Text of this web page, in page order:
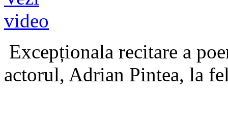
Excepționala recitare a
actorul, Adrian Pintea, la